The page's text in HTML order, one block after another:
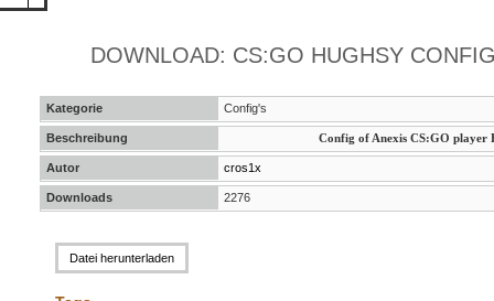
DOWNLOAD: CS:GO HUGHSY
Kategorie Config's
Beschreibung Config of Anexis CS:GO player
Autor cros1x
Downloads 2276
Datei herunterladen